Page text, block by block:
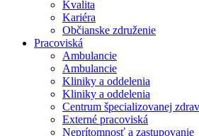
Kvalita
Kariéra
Občianske združenie
Pracoviská
Ambulancie
Ambulancie
Kliniky a oddelenia
Kliniky a oddelenia
Centrum špecializovanej
Externé pracoviská
Neprítomnosť a zastupovanie